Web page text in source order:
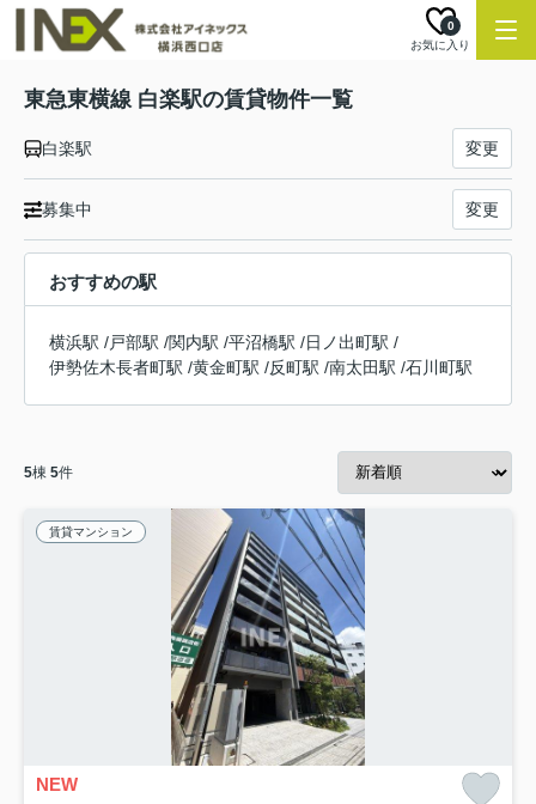
お気に入り
0
東急東横線 白楽駅の賃貸物件一覧
白楽駅 変更
募集中 変更
おすすめの駅
横浜駅 /戸部駅 /関内駅 /平沼橋駅 /日ノ出町駅 /
伊勢佐木長者町駅 /黄金町駅 /反町駅 /南太田駅 /石川町駅
5棟 5件
賃貸マンション
NEW